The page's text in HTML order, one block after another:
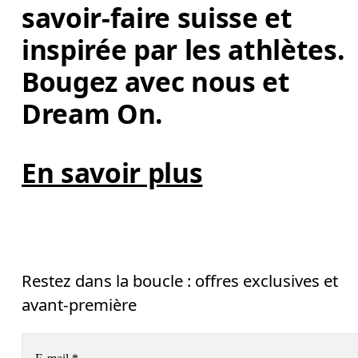
savoir-faire suisse et
inspirée par les athlètes.
Bougez avec nous et
Dream On.
En savoir plus
Restez dans la boucle : offres exclusives et
avant-première